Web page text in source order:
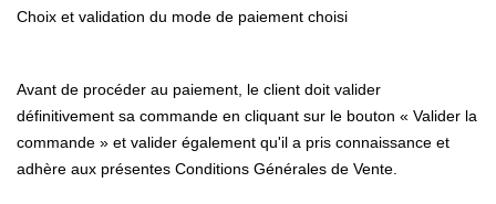
Choix et validation du mode de paiement choisi
Avant de procéder au paiement, le client doit valider
définitivement sa commande en cliquant sur le bouton « Valider la
commande » et valider également qu'il a pris connaissance et
adhère aux présentes Conditions Générales de Vente.